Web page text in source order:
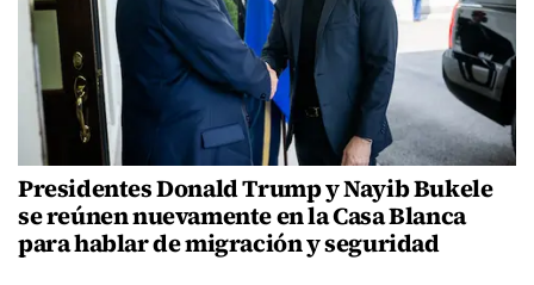
Presidentes Donald Trump y Nayib Bukele
se reúnen nuevamente en la Casa Blanca
para hablar de migración y seguridad